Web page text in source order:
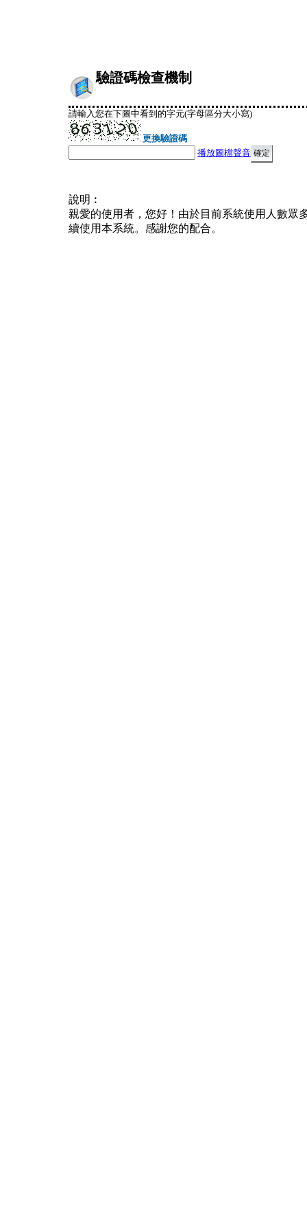
驗證碼檢查機制
請輸入您在下圖中看到的字元(字母區分大小寫)
更換驗證碼
播放圖檔聲音
說明︰
親愛的使用者，您好！由於目前系統使用人數眾
續使用本系統。感謝您的配合。